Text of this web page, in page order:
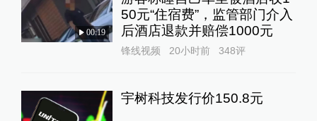
00:19
50元“住宿费”，监管部门介入
后酒店退款并赔偿1000元
锋线视频 20小时前 348评
宇树科技发行价150.8元